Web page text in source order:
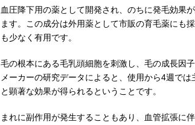
血圧降下用の薬として開発され、のちに発毛効果
ます。この成分は外用薬として市販の育毛薬にも
も少なく有用です。
毛の根本にある毛乳頭細胞を刺激し、毛の成長因
メーカーの研究データによると、使用から4週で
と顕著な効果が得られるということです。
まれに副作用が発生することもあり、血管拡張に